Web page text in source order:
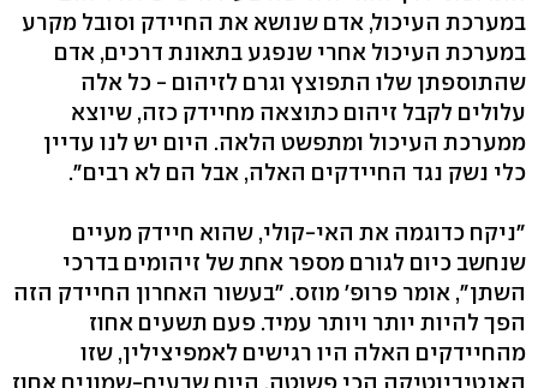
במערכת העיכול, אדם שנושא את החיידק וסובל מקרע
במערכת העיכול אחרי שנפגע בתאונת דרכים, אדם
שהתוספתן שלו התפוצץ וגרם לזיהום - כל אלה
עלולים לקבל זיהום כתוצאה מחיידק כזה, שיוצא
ממערכת העיכול ומתפשט הלאה. היום יש לנו עדיין
כלי נשק נגד החיידקים האלה, אבל הם לא רבים‭."‬
"ניקח כדוגמה את האי-קולי, שהוא חיידק מעיים
שנחשב כיום לגורם מספר אחת של זיהומים בדרכי
השתן‭,"‬ אומר פרופ' מוזס. "בעשור האחרון החיידק הזה
הפך להיות יותר ויותר עמיד. פעם תשעים אחוז
מהחיידקים האלה היו רגישים לאמפיצילין, שזו